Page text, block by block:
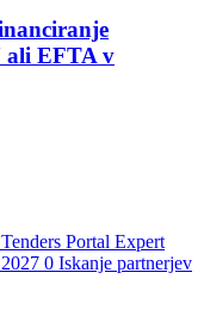
ali EFTA v
Portal Expert
0 Iskanje partnerjev